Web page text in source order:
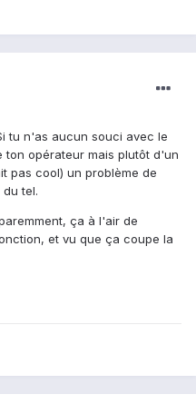
tu n'as aucun souci avec le
ton opérateur mais plutôt d'un
pas cool) un problème de
tel.
ça à l'air de
et vu que ça coupe la